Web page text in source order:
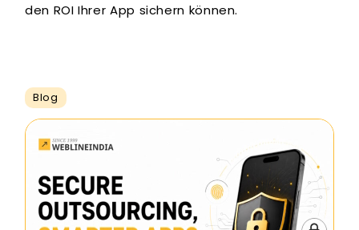
den ROI Ihrer App sichern können.
Blog